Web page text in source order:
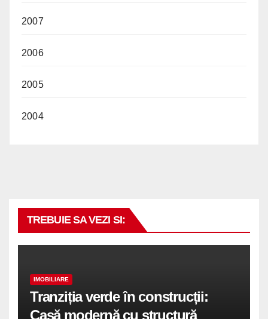
2007
2006
2005
2004
TREBUIE SA VEZI SI:
IMOBILIARE
Tranziția verde în construcții:
Casă modernă cu structură